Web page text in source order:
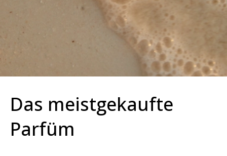
Das meistgekaufte
Parfüm